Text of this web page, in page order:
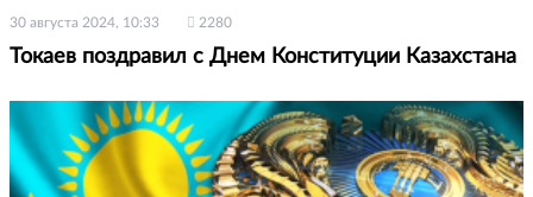
30 августа 2024, 10:33 2280
Токаев поздравил с Днем Конституции Казахстана